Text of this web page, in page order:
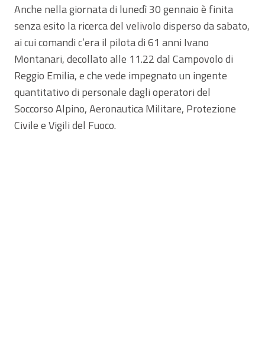
Anche nella giornata di lunedì 30 gennaio è finita
senza esito la ricerca del velivolo disperso da sabato,
ai cui comandi c’era il pilota di 61 anni Ivano
Montanari, decollato alle 11.22 dal Campovolo di
Reggio Emilia, e che vede impegnato un ingente
quantitativo di personale dagli operatori del
Soccorso Alpino, Aeronautica Militare, Protezione
Civile e Vigili del Fuoco.